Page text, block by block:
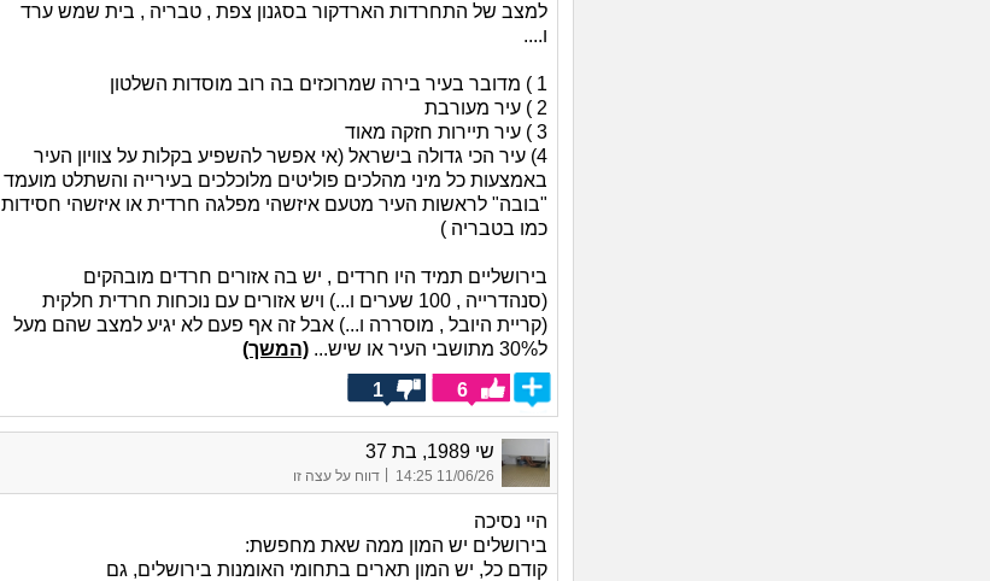
למצב של התחרדות הארדקור בסגנון צפת , טבריה , בית שמש ערד
ו....
1 ) מדובר בעיר בירה שמרוכזים בה רוב מוסדות השלטון
2 ) עיר מעורבת
3 ) עיר תיירות חזקה מאוד
4) עיר הכי גדולה בישראל (אי אפשר להשפיע בקלות על צוויון העיר
באמצעות כל מיני מהלכים פוליטים מלוכלכים בעירייה והשתלט מועמד
"בובה" לראשות העיר מטעם איזשהי מפלגה חרדית או איזשהי חסידות
כמו בטבריה )
בירושליים תמיד היו חרדים , יש בה אזורים חרדים מובהקים
(סנהדרייה , 100 שערים ו...) ויש אזורים עם נוכחות חרדית חלקית
(קריית היובל , מוסררה ו...) אבל זה אף פעם לא יגיע למצב שהם מעל
ל30% מתושבי העיר או שיש...
(המשך)
6
1
שי 1989, בת 37
11/06/26 14:25
| דווח על עצה זו
היי נסיכה
בירושלים יש המון ממה שאת מחפשת:
קודם כל, יש המון תארים בתחומי האומנות בירושלים, גם